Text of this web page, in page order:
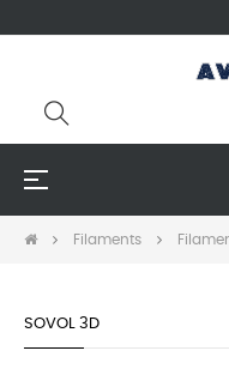
Toggle
☰
Filaments
SOVOL 3D